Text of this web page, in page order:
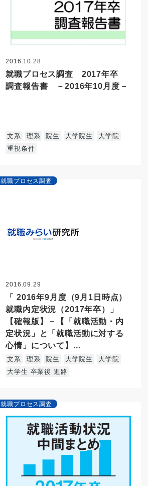
2016.10.28
就職プロセス調査 2017年卒
調査報告書 －2016年10月度－
文系 理系 院生 大学院生
大学院
重視条件
就職プロセス調査
2016.09.29
「 2016年9月度（9月1日時点）
就職内定状況（2017年卒）」
【確報版】－【「就職活動・内
定状況」と「就職活動に対する
心情」について】...
文系 理系 院生 大学院生
大学院
大学生 卒業後 進路
就職プロセス調査